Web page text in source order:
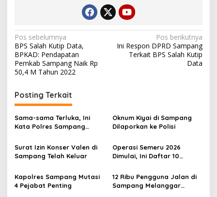
Navigasi
pos
Pos sebelumnya
BPS Salah Kutip Data,
BPKAD: Pendapatan
Pemkab Sampang Naik Rp
50,4 M Tahun 2022
Pos berikutnya
Ini Respon DPRD Sampang
Terkait BPS Salah Kutip
Data
Posting Terkait
Sama-sama Terluka, Ini
Kata Polres Sampang
Warga Banjar
Oknum Kiyai di Sampang
Dilaporkan ke Polisi
Surat Izin Konser Valen di
Sampang Telah Keluar
Operasi Semeru 2026
Dimulai, Ini Daftar 10
yang Diincar
Kapolres Sampang Mutasi
4 Pejabat Penting
12 Ribu Pengguna Jalan di
Sampang Melanggar